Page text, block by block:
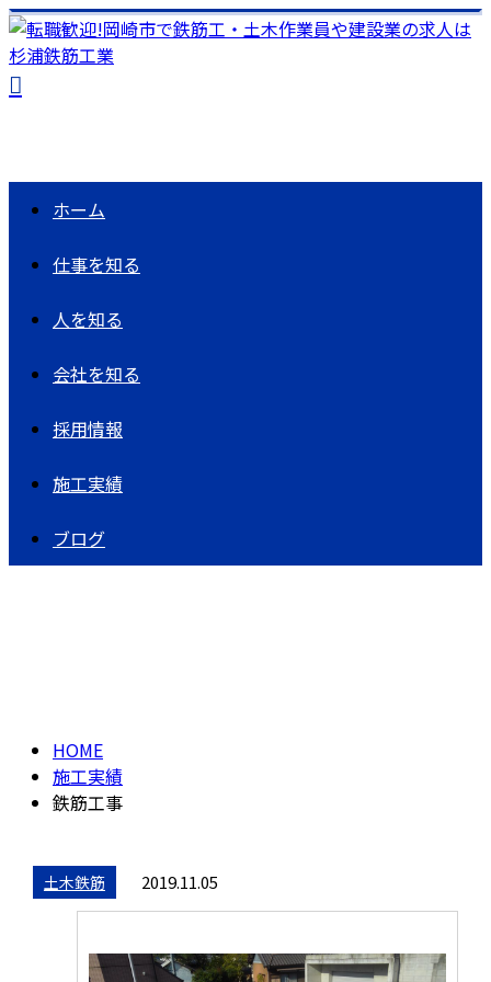
ホーム
仕事を知る
人を知る
会社を知る
採用情報
施工実績
ブログ
HOME
施工実績
鉄筋工事
土木鉄筋 2019.11.05